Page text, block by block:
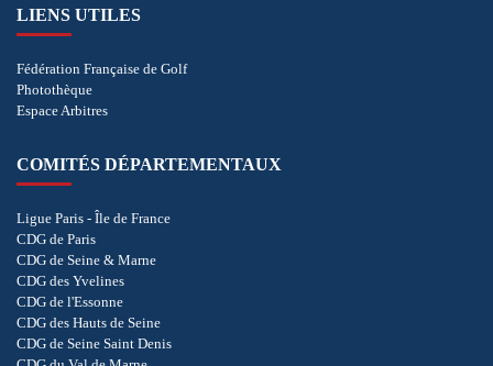
LIENS UTILES
Fédération Française de Golf
Photothèque
Espace Arbitres
COMITÉS DÉPARTEMENTAUX
Ligue Paris - Île de France
CDG de Paris
CDG de Seine & Marne
CDG des Yvelines
CDG de l'Essonne
CDG des Hauts de Seine
CDG de Seine Saint Denis